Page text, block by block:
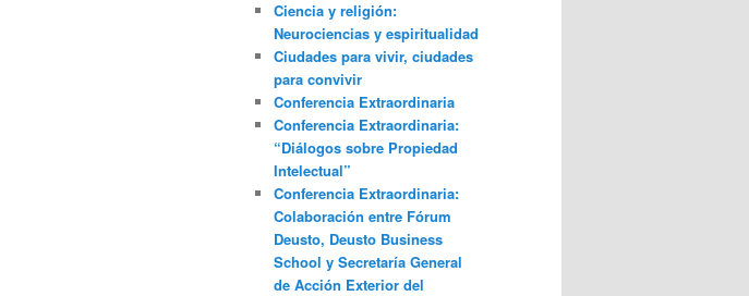
Ciencia y religión:
Neurociencias y espiritualidad
Ciudades para vivir, ciudades
para convivir
Conferencia Extraordinaria
Conferencia Extraordinaria:
“Diálogos sobre Propiedad
Intelectual”
Conferencia Extraordinaria:
Colaboración entre Fórum
Deusto, Deusto Business
School y Secretaría General
de Acción Exterior del